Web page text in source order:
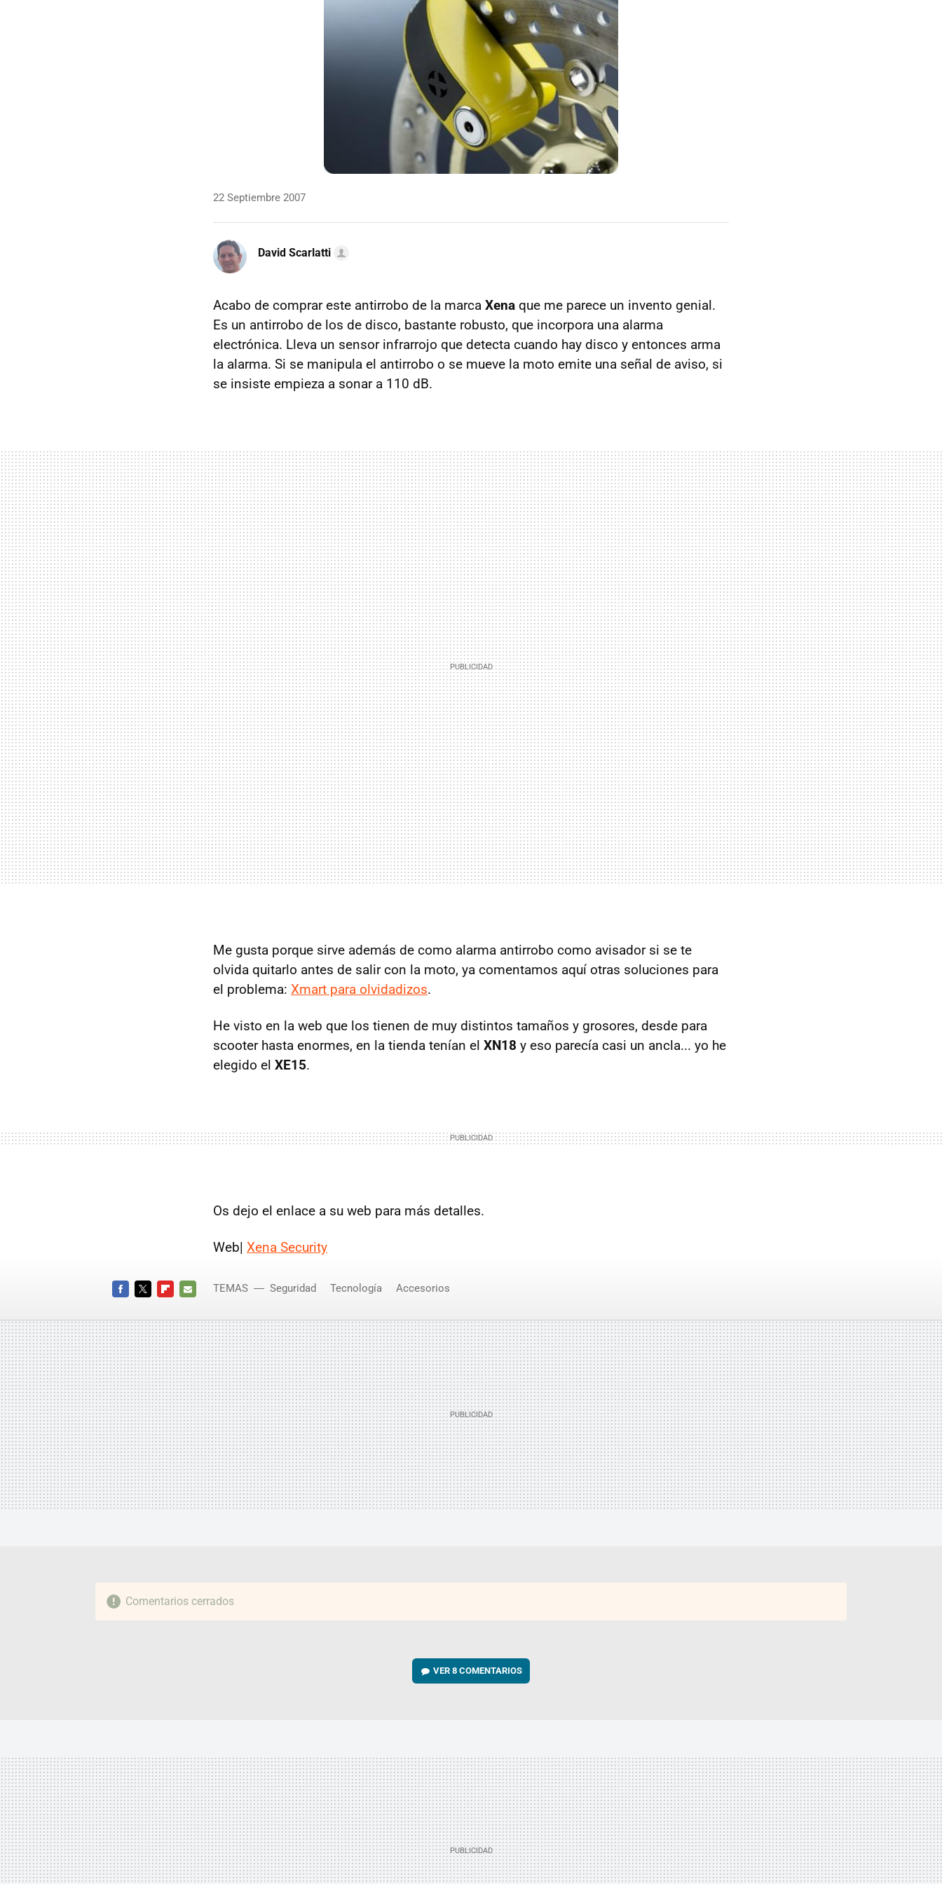
22 Septiembre 2007
David Scarlatti
Acabo de comprar este antirrobo de la marca Xena que me parece un invento genial.
Es un antirrobo de los de disco, bastante robusto, que incorpora una alarma
electrónica. Lleva un sensor infrarrojo que detecta cuando hay disco y entonces arma
la alarma. Si se manipula el antirrobo o se mueve la moto emite una señal de aviso, si
se insiste empieza a sonar a 110 dB.
Me gusta porque sirve además de como alarma antirrobo como avisador si se te
olvida quitarlo antes de salir con la moto, ya comentamos aquí otras soluciones para
el problema: Xmart para olvidadizos.
He visto en la web que los tienen de muy distintos tamaños y grosores, desde para
scooter hasta enormes, en la tienda tenían el XN18 y eso parecía casi un ancla... yo he
elegido el XE15.
Os dejo el enlace a su web para más detalles.
Web| Xena Security
MAIL
TEMAS Seguridad Tecnología Accesorios
Comentarios cerrados
VER8 COMENTARIOS